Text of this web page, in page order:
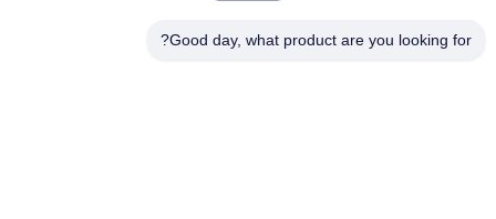
Good day, what product are you looking for?